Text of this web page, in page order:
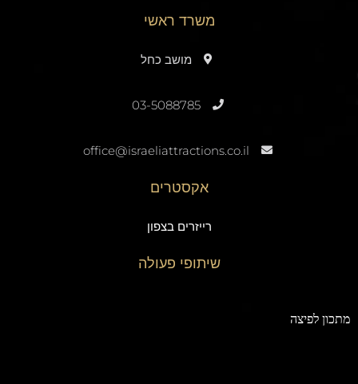
משרד ראשי
מושב כחל
03-5088785
office@israeliattractions.co.il
אקסטרים
רייזרים בצפון
שיתופי פעולה
לפיצה